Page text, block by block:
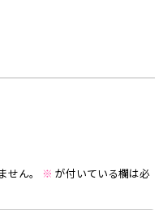
ん。 ※ が付いている欄は必